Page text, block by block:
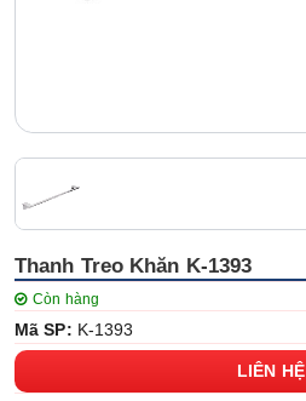
Thanh Treo Khăn K-1393
Còn hàng
Mã SP: K-1393
LIÊN HỆ